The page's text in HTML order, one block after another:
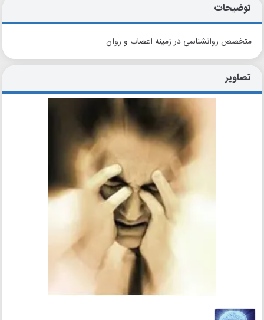
توضیحات
متخصص روانشناسی در زمینه اعصاب و روان
تصاویر